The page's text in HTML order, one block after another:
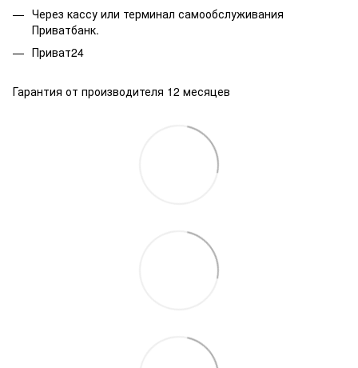
Через кассу или терминал самообслуживания
Приватбанк.
Приват24
Гарантия от производителя 12 месяцев